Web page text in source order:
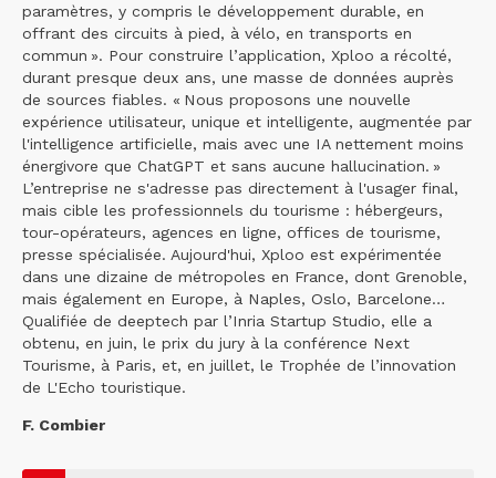
paramètres, y compris le développement durable, en
offrant des circuits à pied, à vélo, en transports en
commun ». Pour construire l’application, Xploo a récolté,
durant presque deux ans, une masse de données auprès
de sources fiables. « Nous proposons une nouvelle
expérience utilisateur, unique et intelligente, augmentée par
l'intelligence artificielle, mais avec une IA nettement moins
énergivore que ChatGPT et sans aucune hallucination. »
L’entreprise ne s'adresse pas directement à l'usager final,
mais cible les professionnels du tourisme : hébergeurs,
tour-opérateurs, agences en ligne, offices de tourisme,
presse spécialisée. Aujourd'hui, Xploo est expérimentée
dans une dizaine de métropoles en France, dont Grenoble,
mais également en Europe, à Naples, Oslo, Barcelone…
Qualifiée de deeptech par l’Inria Startup Studio, elle a
obtenu, en juin, le prix du jury à la conférence Next
Tourisme, à Paris, et, en juillet, le Trophée de l’innovation
de L'Echo touristique.
F. Combier